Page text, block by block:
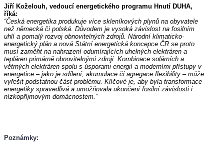
Jiří Koželouh, vedoucí energetického programu Hnutí DUHA,
říká:
“Česká energetika produkuje více skleníkových plynů na obyvatele
než německá či polská. Důvodem je vysoká závislost na fosilním
uhlí a pomalý rozvoj obnovitelných zdrojů. Národní klimaticko-
energetický plán a nová Státní energetická koncepce ČR se proto
musí zaměřit na nahrazení odumírajících uhelných elektráren a
tepláren primárně obnovitelnými zdroji. Kombinace solárních a
větrných elektráren spolu s úsporami energií a moderními přístupy v
energetice – jako je sdílení, akumulace či agregace flexibility – může
vyřešit podstatnou část problému. Klíčové je, aby byla transformace
energetiky spravedlivá a umožňovala ukončení fosilní závislosti i
nízkopříjmovým domácnostem.”
Poznámky: